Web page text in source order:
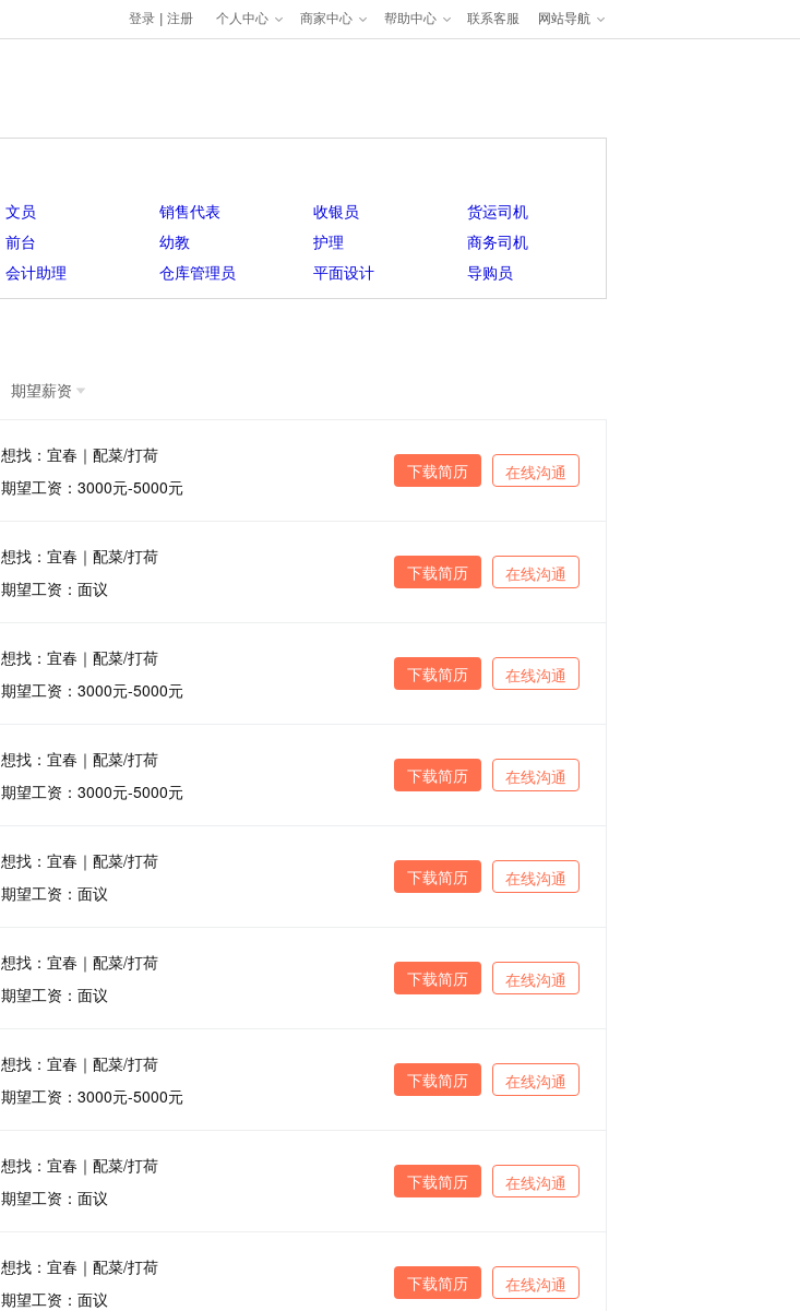
登录 注册 个人中心 商家中心 帮助中心 联系客服 网站导航
文员 销售代表 收银员
货运司机
前台 幼教 护理
商务司机
会计助理 仓库管理员 平面设计 导购员
期望薪资
想找：宜春｜配菜/打荷
期望工资：3000元-5000元
在线沟通
下载简历
想找：宜春｜配菜/打荷
期望工资：面议
在线沟通
下载简历
想找：宜春｜配菜/打荷
期望工资：3000元-5000元
在线沟通
下载简历
想找：宜春｜配菜/打荷
期望工资：3000元-5000元
在线沟通
下载简历
想找：宜春｜配菜/打荷
期望工资：面议
在线沟通
下载简历
想找：宜春｜配菜/打荷
期望工资：面议
在线沟通
下载简历
想找：宜春｜配菜/打荷
期望工资：3000元-5000元
在线沟通
下载简历
想找：宜春｜配菜/打荷
期望工资：面议
在线沟通
下载简历
想找：宜春｜配菜/打荷
期望工资：面议
在线沟通
下载简历